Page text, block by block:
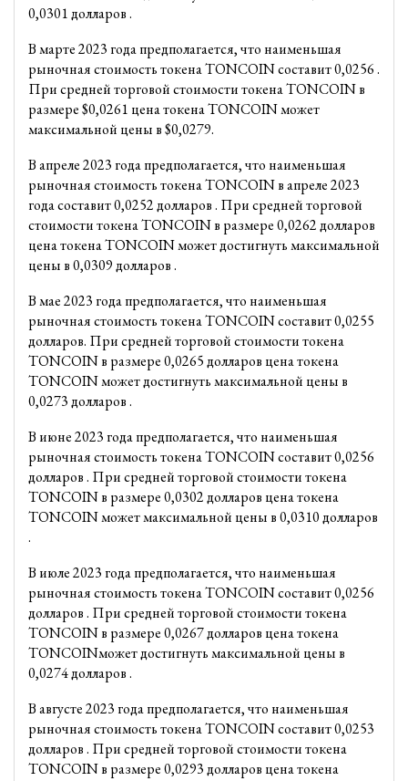
0,0301 долларов .
В марте 2023 года предполагается, что наименьшая
рыночная стоимость токена TONCOIN составит 0,0256 .
При средней торговой стоимости токена TONCOIN в
размере $0,0261 цена токена TONCOIN может
максимальной цены в $0,0279.
В апреле 2023 года предполагается, что наименьшая
рыночная стоимость токена TONCOIN в апреле 2023
года составит 0,0252 долларов . При средней торговой
стоимости токена TONCOIN в размере 0,0262 долларов
цена токена TONCOIN может достигнуть максимальной
цены в 0,0309 долларов .
В мае 2023 года предполагается, что наименьшая
рыночная стоимость токена TONCOIN составит 0,0255
долларов. При средней торговой стоимости токена
TONCOIN в размере 0,0265 долларов цена токена
TONCOIN может достигнуть максимальной цены в
0,0273 долларов .
В июне 2023 года предполагается, что наименьшая
рыночная стоимость токена TONCOIN составит 0,0256
долларов . При средней торговой стоимости токена
TONCOIN в размере 0,0302 долларов цена токена
TONCOIN может максимальной цены в 0,0310 долларов
.
В июле 2023 года предполагается, что наименьшая
рыночная стоимость токена TONCOIN составит 0,0256
долларов . При средней торговой стоимости токена
TONCOIN в размере 0,0267 долларов цена токена
TONCOINможет достигнуть максимальной цены в
0,0274 долларов .
В августе 2023 года предполагается, что наименьшая
рыночная стоимость токена TONCOIN составит 0,0253
долларов . При средней торговой стоимости токена
TONCOIN в размере 0,0293 долларов цена токена